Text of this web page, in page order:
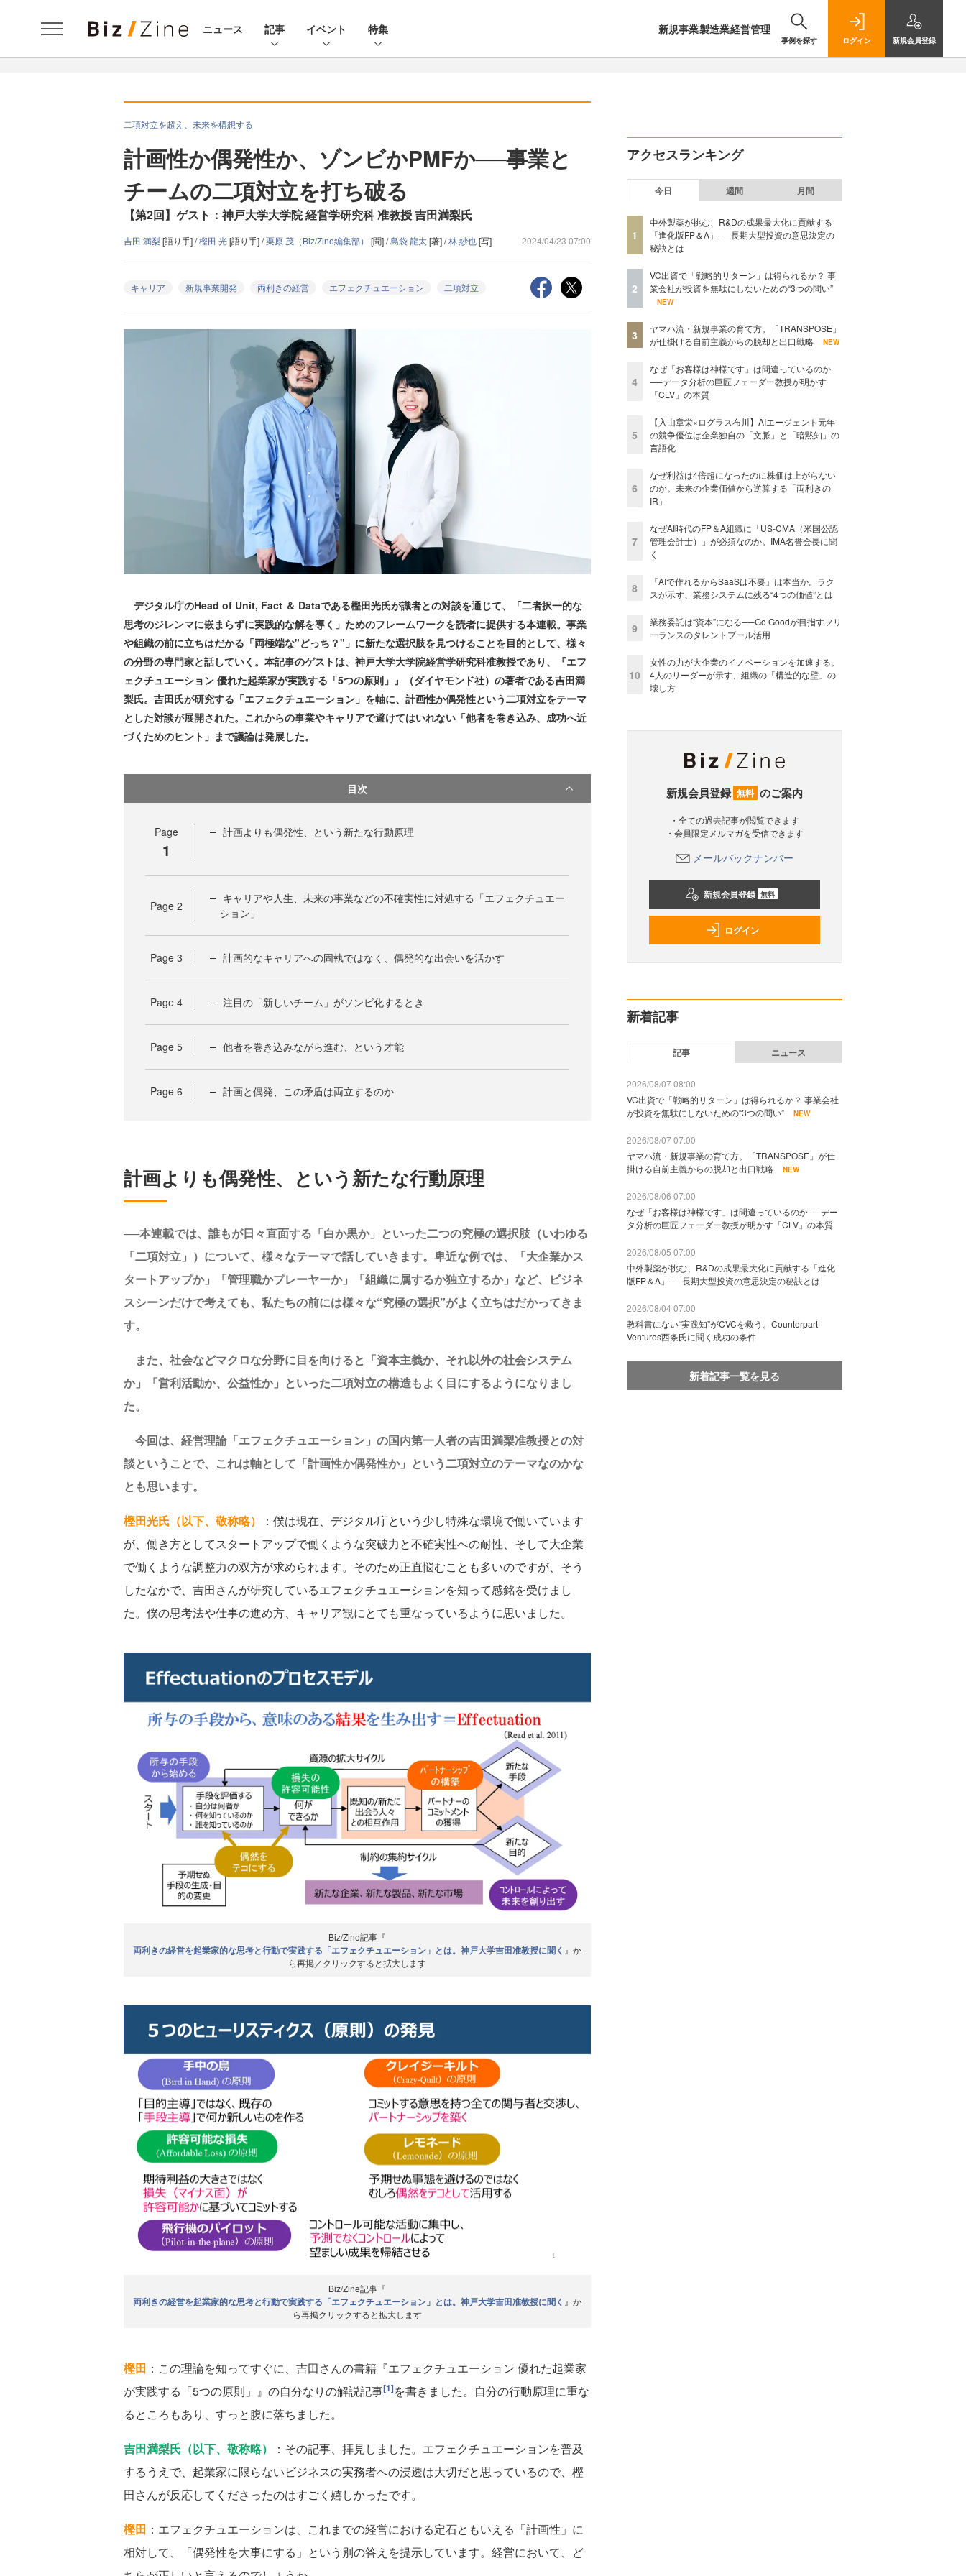
ニュース 記事 イベント 特集 新規事業製造業経営管理
事例を探す ログイン 新規会員登録
二項対立を超え、未来を構想する
計画性か偶発性か、ゾンビかPMFか──事業と
チームの二項対立を打ち破る
【第2回】ゲスト：神戸大学大学院 経営学研究科 准教授 吉田満梨氏
吉田 満梨[語り手] /樫田 光[語り手] /栗原 茂（Biz/Zine編集部） [聞] /島袋 龍太[著] /林 紗也[写] 2024/04/23 07:00
キャリア 新規事業開発 両利きの経営 エフェクチュエーション 二項対立
デジタル庁のHead of Unit, Fact ＆ Dataである樫田光氏が識者との対談を通じて、「二者択一的な
思考のジレンマに嵌まらずに実践的な解を導く」ためのフレームワークを読者に提供する本連載。事業
や組織の前に立ちはだかる「両極端な"どっち？"」に新たな選択肢を見つけることを目的として、様々
の分野の専門家と話していく。本記事のゲストは、神戸大学大学院経営学研究科准教授であり、『エフ
ェクチュエーション 優れた起業家が実践する「5つの原則」』（ダイヤモンド社）の著者である吉田満
梨氏。吉田氏が研究する「エフェクチュエーション」を軸に、計画性か偶発性という二項対立をテーマ
とした対談が展開された。これからの事業やキャリアで避けてはいれない「他者を巻き込み、成功へ近
づくためのヒント」まで議論は発展した。
目次
Page
1
計画よりも偶発性、という新たな行動原理
Page 2
キャリアや人生、未来の事業などの不確実性に対処する「エフェクチュエー
ション」
Page 3 計画的なキャリアへの固執ではなく、偶発的な出会いを活かす
Page 4 注目の「新しいチーム」がソンビ化するとき
Page 5 他者を巻き込みながら進む、という才能
Page 6 計画と偶発、この矛盾は両立するのか
計画よりも偶発性、という新たな行動原理
──本連載では、誰もが日々直面する「白か黒か」といった二つの究極の選択肢（いわゆる
「二項対立」）について、様々なテーマで話していきます。卑近な例では、「大企業かス
タートアップか」「管理職かプレーヤーか」「組織に属するか独立するか」など、ビジネ
スシーンだけで考えても、私たちの前には様々な“究極の選択”がよく立ちはだかってきま
す。
また、社会などマクロな分野に目を向けると「資本主義か、それ以外の社会システム
か」「営利活動か、公益性か」といった二項対立の構造もよく目にするようになりまし
た。
今回は、経営理論「エフェクチュエーション」の国内第一人者の吉田満梨准教授との対
談ということで、これは軸として「計画性か偶発性か」という二項対立のテーマなのかな
とも思います。
樫田光氏（以下、敬称略）
：僕は現在、デジタル庁という少し特殊な環境で働いています
が、働き方としてスタートアップで働くような突破力と不確実性への耐性、そして大企業
で働くような調整力の双方が求められます。そのため正直悩むことも多いのですが、そう
したなかで、吉田さんが研究しているエフェクチュエーションを知って感銘を受けまし
た。僕の思考法や仕事の進め方、キャリア観にとても重なっているように思いました。
Biz/Zine記事『
両利きの経営を起業家的な思考と行動で実践する「エフェクチュエーション」とは。神戸大学吉田准教授に聞く 』か
ら再掲／クリックすると拡大します
Biz/Zine記事『
両利きの経営を起業家的な思考と行動で実践する「エフェクチュエーション」とは。神戸大学吉田准教授に聞く 』か
ら再掲クリックすると拡大します
樫田 ：この理論を知ってすぐに、吉田さんの書籍『エフェクチュエーション 優れた起業家
が実践する「5つの原則」』の自分なりの解説記事[1]を書きました。自分の行動原理に重な
るところもあり、すっと腹に落ちました。
吉田満梨氏（以下、敬称略）
：その記事、拝見しました。エフェクチュエーションを普及
するうえで、起業家に限らないビジネスの実務者への浸透は大切だと思っているので、樫
田さんが反応してくださったのはすごく嬉しかったです。
樫田 ：エフェクチュエーションは、これまでの経営における定石ともいえる「計画性」に
相対して、「偶発性を大事にする」という別の答えを提示しています。経営において、ど
アクセスランキング
今日 週間 月間
1
中外製薬が挑む、R&Dの成果最大化に貢献する
「進化版FP＆A」──長期大型投資の意思決定の
秘訣とは
2
VC出資で「戦略的リターン」は得られるか？ 事
業会社が投資を無駄にしないための“3つの問い”
NEW
3
ヤマハ流・新規事業の育て方。「TRANSPOSE」
が仕掛ける自前主義からの脱却と出口戦略
NEW
4
なぜ「お客様は神様です」は間違っているのか
──データ分析の巨匠フェーダー教授が明かす
「CLV」の本質
5
【入山章栄×ログラス布川】AIエージェント元年
の競争優位は企業独自の「文脈」と「暗黙知」の
言語化
6
なぜ利益は4倍超になったのに株価は上がらない
のか。未来の企業価値から逆算する「両利きの
IR」
7
なぜAI時代のFP＆A組織に「US-CMA（米国公認
管理会計士）」が必須なのか。IMA名誉会長に聞
く
8
「AIで作れるからSaaSは不要」は本当か。ラク
スが示す、業務システムに残る“4つの価値”とは
9
業務委託は“資本”になる──Go Goodが目指すフリ
ーランスのタレントプール活用
10
女性の力が大企業のイノベーションを加速する。
4人のリーダーが示す、組織の「構造的な壁」の
壊し方
新規会員登録 無料 のご案内
・全ての過去記事が閲覧できます
・会員限定メルマガを受信できます
メールバックナンバー
新規会員登録 無料
ログイン
新着記事
記事 ニュース
2026/08/07 08:00
VC出資で「戦略的リターン」は得られるか？ 事業会社
が投資を無駄にしないための“3つの問い”
NEW
2026/08/07 07:00
ヤマハ流・新規事業の育て方。「TRANSPOSE」が仕
掛ける自前主義からの脱却と出口戦略
NEW
2026/08/06 07:00
なぜ「お客様は神様です」は間違っているのか──デー
タ分析の巨匠フェーダー教授が明かす「CLV」の本質
2026/08/05 07:00
中外製薬が挑む、R&Dの成果最大化に貢献する「進化
版FP＆A」──長期大型投資の意思決定の秘訣とは
2026/08/04 07:00
教科書にない“実践知”がCVCを救う。Counterpart
Ventures西条氏に聞く成功の条件
新着記事一覧を見る